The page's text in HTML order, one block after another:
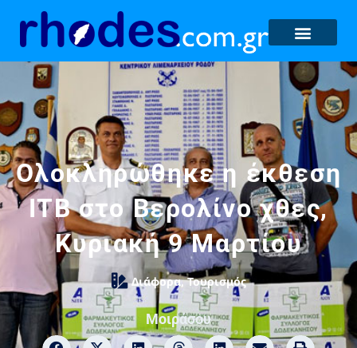
Ολοκληρώθηκε η έκθεση
ΙΤΒ στο Βερολίνο χθες,
Κυριακή 9 Μαρτίου
Διάφορα,Τουρισμός
Μοιράσου